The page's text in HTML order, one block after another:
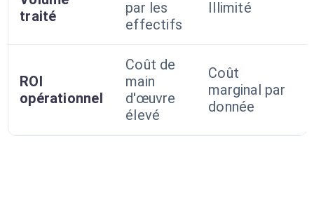
traité
par les
effectifs
Illimité
ROI
opérationnel
Coût de
main
d'œuvre
élevé
Coût
marginal par
donnée